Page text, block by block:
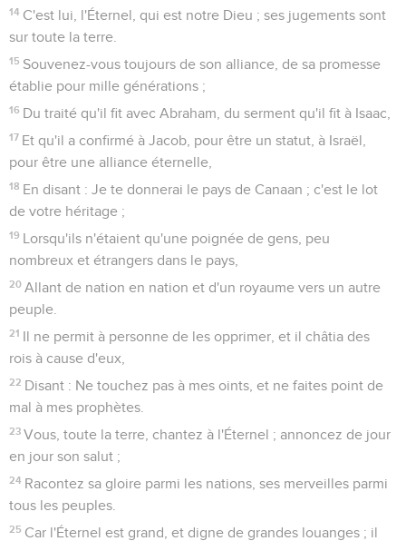
14 C'est lui, l'Éternel, qui est notre Dieu ; ses jugements sont
sur toute la terre.
15 Souvenez-vous toujours de son alliance, de sa promesse
établie pour mille générations ;
16 Du traité qu'il fit avec Abraham, du serment qu'il fit à Isaac,
17 Et qu'il a confirmé à Jacob, pour être un statut, à Israël,
pour être une alliance éternelle,
18 En disant : Je te donnerai le pays de Canaan ; c'est le lot
de votre héritage ;
19 Lorsqu'ils n'étaient qu'une poignée de gens, peu
nombreux et étrangers dans le pays,
20 Allant de nation en nation et d'un royaume vers un autre
peuple.
21 Il ne permit à personne de les opprimer, et il châtia des
rois à cause d'eux,
22 Disant : Ne touchez pas à mes oints, et ne faites point de
mal à mes prophètes.
23 Vous, toute la terre, chantez à l'Éternel ; annoncez de jour
en jour son salut ;
24 Racontez sa gloire parmi les nations, ses merveilles parmi
tous les peuples.
25 Car l'Éternel est grand, et digne de grandes louanges ; il